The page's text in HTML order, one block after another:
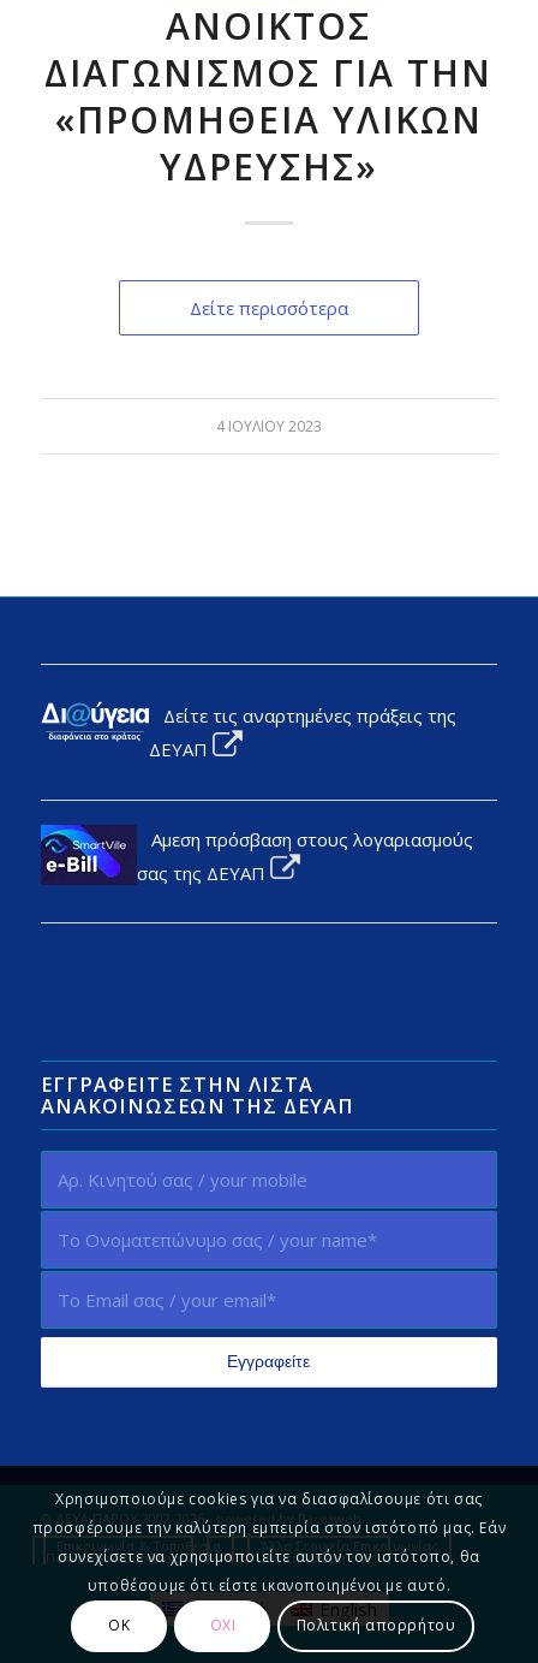
ΑΝΟΙΚΤΟΣ
ΔΙΑΓΩΝΙΣΜΟΣ ΓΙΑ ΤΗΝ
«ΠΡΟΜΗΘΕΙΑ ΥΛΙΚΩΝ
ΥΔΡΕΥΣΗΣ»
Δείτε περισσότερα
4 ΙΟΥΛΊΟΥ 2023
Δείτε τις αναρτημένες πράξεις της
ΔΕΥΑΠ
Αμεση πρόσβαση στους λογαριασμούς
σας της ΔΕΥΑΠ
ΕΓΓΡΑΦΕΊΤΕ ΣΤΗΝ ΛΊΣΤΑ
ΑΝΑΚΟΙΝΏΣΕΩΝ ΤΗΣ ΔΕΥΑΠ
© ΔΕΥΑ ΠΑΡΟΥ 2002-2026 - powered by Parosweb
Επικοινωνία & Τοποθεσία
Άλλα Στοιχεία Επικοινωνίας
Πολιτική Απορρήτου Πείτε μας τη γνώμη σας!
Χρησιμοποιούμε cookies για να διασφαλίσουμε ότι σας
προσφέρουμε την καλύτερη εμπειρία στον ιστότοπό μας. Εάν
συνεχίσετε να χρησιμοποιείτε αυτόν τον ιστότοπο, θα
υποθέσουμε ότι είστε ικανοποιημένοι με αυτό.
ΟΚ
ΟΧΙ Πολιτική απορρήτου
Ελληνικά English